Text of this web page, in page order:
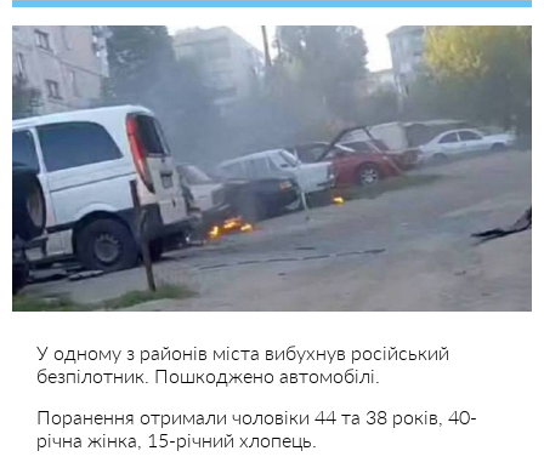
У одному з районів міста вибухнув російський
безпілотник. Пошкоджено автомобілі.
Поранення отримали чоловіки 44 та 38 років, 40-
річна жінка, 15-річний хлопець.